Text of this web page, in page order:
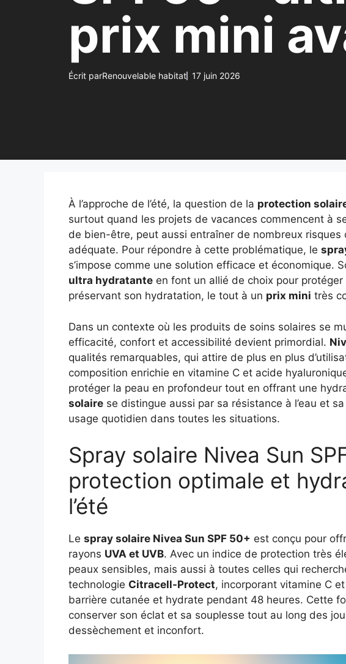
prix mini
Écrit parRenouvelable habitat 17 juin 2026
À l’approche de l’été, la question de la protection
surtout quand les projets de vacances commencent à
de bien-être, peut aussi entraîner de nombreux risques
adéquate. Pour répondre à cette problématique, le
s’impose comme une solution efficace et économique.
ultra hydratante en font un allié de choix pour
préservant son hydratation, le tout à un prix mini très
Dans un contexte où les produits de soins solaires se
efficacité, confort et accessibilité devient primordial.
qualités remarquables, qui attire de plus en plus
composition enrichie en vitamine C et acide
protéger la peau en profondeur tout en offrant une
solaire se distingue aussi par sa résistance à l’eau et
usage quotidien dans toutes les situations.
Spray solaire Nivea Sun
protection optimale et
l’été
Le spray solaire Nivea Sun SPF 50+ est conçu pour
rayons UVA et UVB. Avec un indice de protection très
peaux sensibles, mais aussi à toutes celles qui
technologie Citracell-Protect, incorporant vitamine C
barrière cutanée et hydrate pendant 48 heures. Cette
conserver son éclat et sa souplesse tout au long des
dessèchement et inconfort.